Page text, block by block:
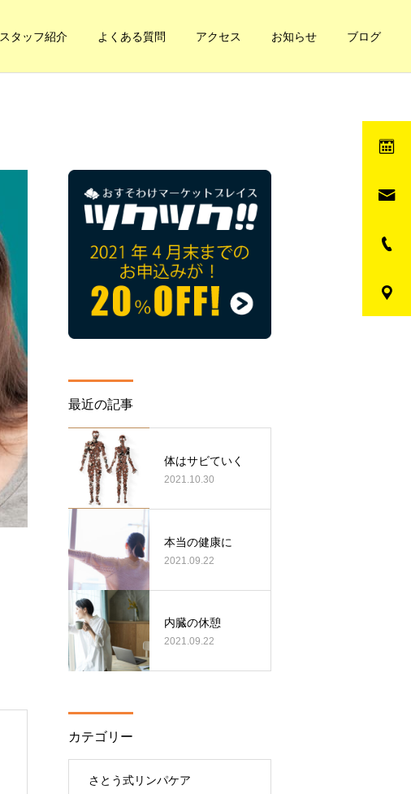
スタッフ紹介 よくある質問 アクセス お知らせ ブログ
健康への道
妊娠と凝り
自分の体の循環てどうな
最近の記事
体はサビていく
2021.10.30
本当の健康に
2021.09.22
内臓の休憩
2021.09.22
カテゴリー
さとう式リンパケア